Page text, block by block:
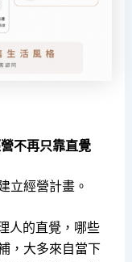
不再只靠直覺
立經營計畫。
人的直覺，哪些
，大多來自當下